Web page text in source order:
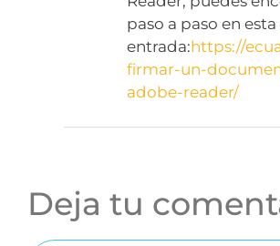
paso a paso en
entrada:https://
firmar-un-
adobe-reader/
Deja tu